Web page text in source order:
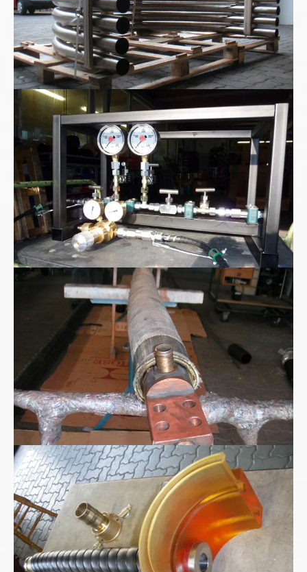
High pressure Test Kit
Hochstromkabel Hochvoltkabel wassergekühlt
Polyurethan Spritzgussteil